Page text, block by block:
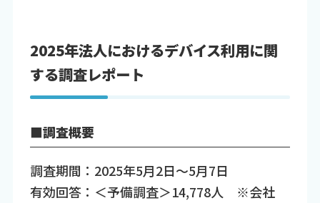
2025年法人におけるデバイス利用に関
する調査レポート
■調査概要
調査期間：2025年5月2日～5月7日
有効回答：＜予備調査＞14,778人 ※会社